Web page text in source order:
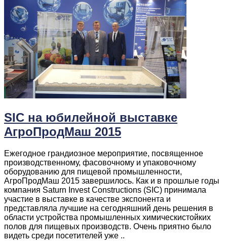
SIC на юбилейной выставке
АгроПродМаш 2015
Ежегодное грандиозное мероприятие, посвященное
производственному, фасовочному и упаковочному
оборудованию для пищевой промышленности,
АгроПродМаш 2015 завершилось. Как и в прошлые годы
компания Saturn Invest Constructions (SIC) принимала
участие в выставке в качестве экспонента и
представляла лучшие на сегодняшний день решения в
области устройства промышленных химическистойких
полов для пищевых производств. Очень приятно было
видеть среди посетителей уже ..